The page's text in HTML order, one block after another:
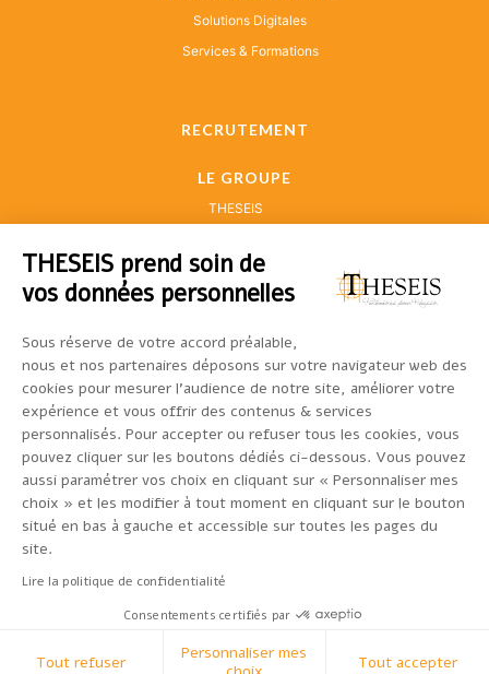
Solutions Digitales
Services & Formations
RECRUTEMENT
LE GROUPE
THESEIS
05 67 77 40 00
33-43, avenue Georges Pompidou
CS 93174
31131 BALMA CEDEX
- mentions légales -
RCS Toulouse 440 524 874 - Société de courtage en Assurances
- Courtier en opérations de banque et services de paiement -
Immatriculé au registre de l’ORIAS sous le n°12068535 -
www.orias.fr.
THESEIS prend soin de
vos données personnelles
Sous réserve de votre accord préalable,
nous et nos partenaires déposons sur votre navigateur web des
cookies pour mesurer l’audience de notre site, améliorer votre
expérience et vous offrir des contenus & services
personnalisés. Pour accepter ou refuser tous les cookies, vous
pouvez cliquer sur les boutons dédiés ci-dessous. Vous pouvez
aussi paramétrer vos choix en cliquant sur « Personnaliser mes
choix » et les modifier à tout moment en cliquant sur le bouton
situé en bas à gauche et accessible sur toutes les pages du
site.
Lire la politique de confidentialité
Consentements certifiés par
Tout refuser
Personnaliser mes
Tout accepter